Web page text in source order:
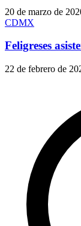
20 de marzo de
CDMX
Feligreses
22 de febrero de